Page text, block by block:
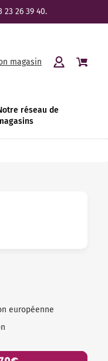
26 39 40.
magasin
réseau de
européenne